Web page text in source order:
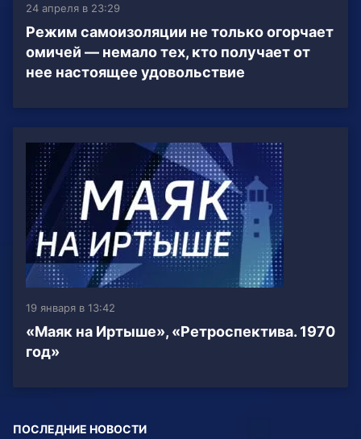
24 апреля в 23:29
Режим самоизоляции не только огорчает
омичей — немало тех, кто получает от
нее настоящее удовольствие
19 января в 13:42
«Маяк на Иртыше», «Ретроспектива. 1970
год»
ПОСЛЕДНИЕ НОВОСТИ